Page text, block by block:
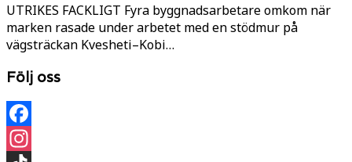
UTRIKES FACKLIGT Fyra byggnadsarbetare omkom när
marken rasade under arbetet med en stödmur på
vägsträckan Kvesheti–Kobi…
Följ oss
Facebook